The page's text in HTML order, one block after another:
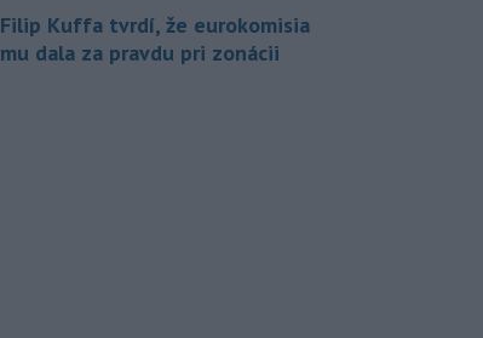
Filip Kuffa tvrdí, že eurokomisia
mu dala za pravdu pri zonácii